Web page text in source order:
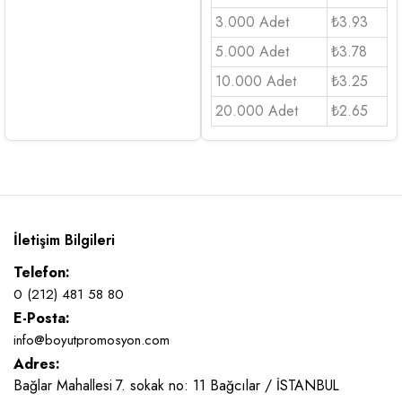
3.000 Adet
₺3.93
5.000 Adet
₺3.78
10.000 Adet
₺3.25
20.000 Adet
₺2.65
İletişim Bilgileri
Telefon:
0 (212) 481 58 80
E-Posta:
info@boyutpromosyon.com
Adres:
Bağlar Mahallesi 7. sokak no: 11 Bağcılar / İSTANBUL